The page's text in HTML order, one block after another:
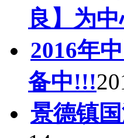
良】为
2016年
备中!!!
景德镇